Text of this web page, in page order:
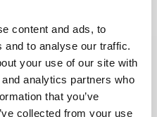
content and ads, to
and to analyse our traffic.
your use of our site with
analytics partners who
that you’ve
collected from your use
Wehrkraftzersetzer.
Luxe kann leider gar nix. In
sich Ausbilder Schmidt
heutige Jugend und über
auf. Denn wenn
Männern ins Manöver